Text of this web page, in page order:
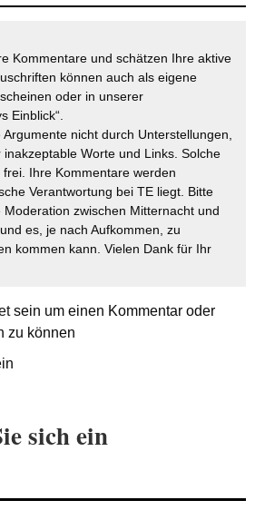
Kommentare und schätzen Ihre aktive
können auch als eigene
oder in unserer
Einblick“.
nicht durch Unterstellungen,
Worte und Links. Solche
Ihre Kommentare werden
Verantwortung bei TE liegt. Bitte
zwischen Mitternacht und
es, je nach Aufkommen, zu
kommen kann. Vielen Dank für Ihr
sein um einen Kommentar oder
zu können
sich ein